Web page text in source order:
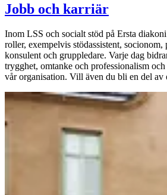
Jobb och karriär
Inom LSS och socialt stöd på Ersta
roller, exempelvis stödassistent, socionom,
konsulent och gruppledare. Varje dag
trygghet, omtanke och professionalism
vår organisation. Vill även du bli en del av